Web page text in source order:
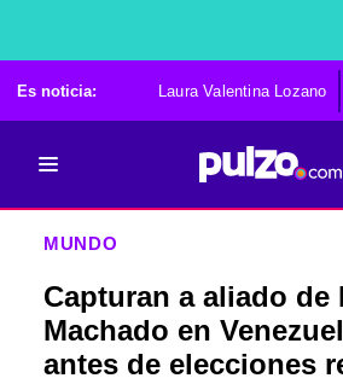
Es noticia: Laura Valentina Lozano
MUNDO
Capturan a aliado de
Machado en
antes de elecciones